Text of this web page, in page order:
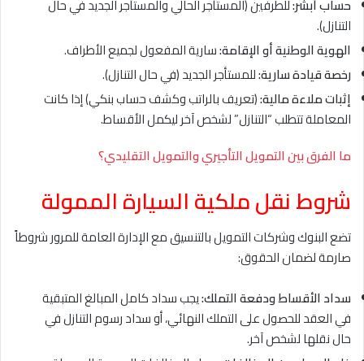
حساب أبشر:للطرفين (المستأجر الحالي والمستأجر الجديد في حال
التنازل).
الهوية الوطنية أو الإقامة:سارية المفعول لجميع الأطراف.
رخصة قيادة سارية:للمستأجر الجديد (في حال التنازل).
إثبات ملاءة مالية:(تعريف بالراتب وكشف حساب بنكي) إذا كانت
المعاملة تتطلب “التنازل” لشخص آخر ليكمل الأقساط.
ما الفرق بين التمويل التأجيري والتمويل التقليدي؟
شروط نقل ملكية السيارة الممولة
تضع البنوك وشركات التمويل بالتنسيق مع الإدارة العامة للمرور شروطاً
صارمة لضمان الحقوق:
سداد الأقساط ودفعة التملك:يجب سداد كامل المبالغ المتبقية
في العقد للحصول على التملك النهائي، أو سداد رسوم التنازل في
حال نقلها لشخص آخر.